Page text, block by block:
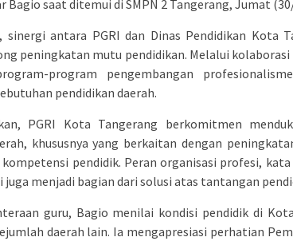
Bagio saat ditemui di SMPN 2 Tangerang, Jumat
sinergi antara PGRI dan Dinas Pendidikan Kota
peningkatan mutu pendidikan. Melalui kolaborasi
program pengembangan
pendidikan daerah.
PGRI Kota Tangerang berkomitmen
khususnya yang berkaitan dengan
pendidik. Peran organisasi profesi,
juga menjadi bagian dari solusi atas tantangan
guru, Bagio menilai kondisi pendidik di
daerah lain. Ia mengapresiasi perhatian